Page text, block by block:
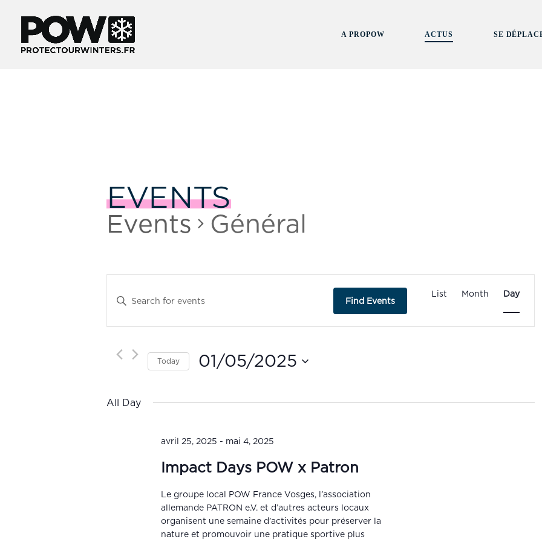
A PROPOW ACTUS SE
EVENTS
Events Général
Search
Views
Navigation
Enter
Search
Events
Find Events
Views
List Month Day
Today 01/05/2025
All Day
avril 25, 2025 - mai 4, 2025
Impact Days POW x Patron
Le groupe local POW France Vosges, l’association
allemande PATRON e.V. et d’autres acteurs locaux
organisent une semaine d’activités pour préserver la
nature et promouvoir une pratique sportive plus